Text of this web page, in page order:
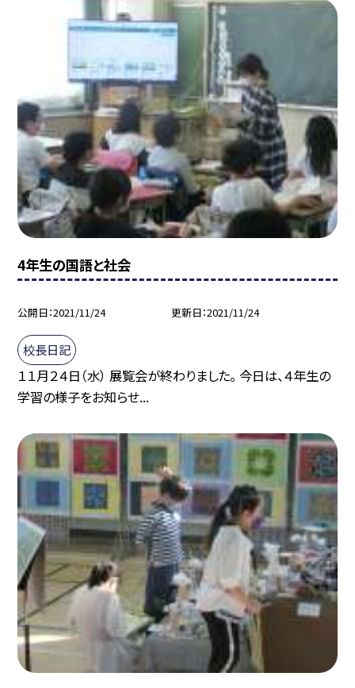
4年生の国語と社会
公開日 2021/11/24 更新日 2021/11/24
校長日記
１１月２４日（水） 展覧会が終わりました。 今日は、４年生の
学習の様子をお知らせ...